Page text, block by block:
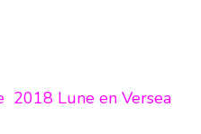
2018 Lune en Versea